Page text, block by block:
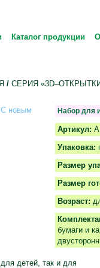
Каталог продукции
/ СЕРИЯ
Набор для
Артикул:
Упаковка:
Размер
Размер
Возраст:
бумаги и
детей, так и для